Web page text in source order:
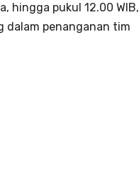
hingga pukul 12.00 WIB,
dalam penanganan tim